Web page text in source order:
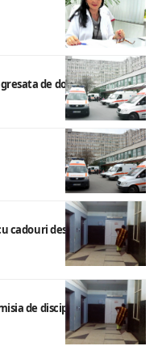
de doctorul Riza
cadouri destinate copiilor
de disciplină